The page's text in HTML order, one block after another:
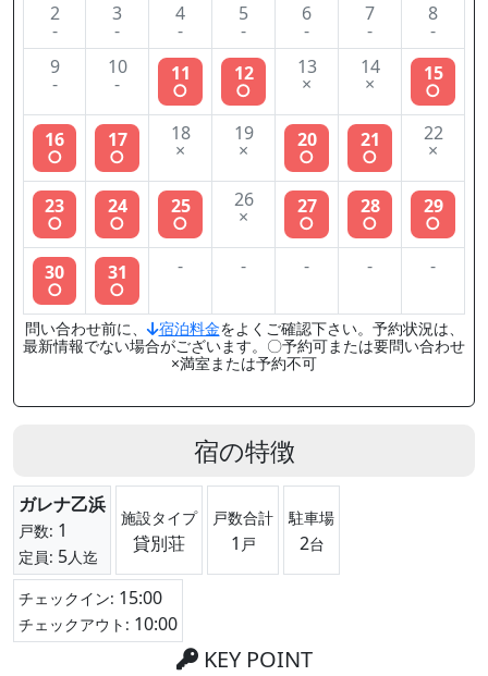
2
-
3
-
4
-
5
-
6
-
7
-
8
-
9
-
10
- 11
○
12
○
13
×
14
× 15
○
16
○
17
○
18
×
19
× 20
○
21
○
22
×
23
○
24
○
25
○
26
× 27
○
28
○
29
○
30
○
31
○
- - - - -
問い合わせ前に、 宿泊料金をよくご確認下さい。予約状況は、
最新情報でない場合がございます。〇予約可または要問い合わせ
×満室または予約不可
宿の特徴
ガレナ乙浜
戸数: 1
定員: 5人迄
施設タイプ
貸別荘
戸数合計
1 戸
駐車場
2台
チェックイン: 15:00
チェックアウト: 10:00
KEY POINT